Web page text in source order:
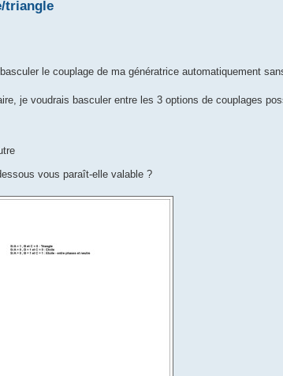
triangle
le couplage de ma génératrice automatiquement
je voudrais basculer entre les 3 options de couplages
vous paraît-elle valable ?